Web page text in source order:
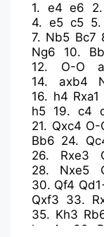
1. e4 e6 2.
4. e5 c5 5.
7. Nb5 Bc7
Ng6
10.
12. O-O
14. axb4
16. h4 Rxa1
h5 19. c4
21. Qxc4 O-
Bb6 24.
26. Rxe3
28. Nxe5
30. Qf4
Qxf3 33.
35. Kh3
hxg4+
38.